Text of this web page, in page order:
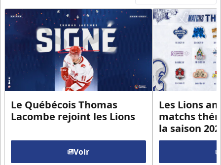
Le Québécois Thomas
Lacombe rejoint les Lions
Voir
Les Lions
matchs
la saison